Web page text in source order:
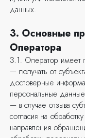
данных.
3. Основные
Оператора
3.1. Оператор имеет
— получать от
достоверные
персональные
— в случае отзыва
согласия на
направления